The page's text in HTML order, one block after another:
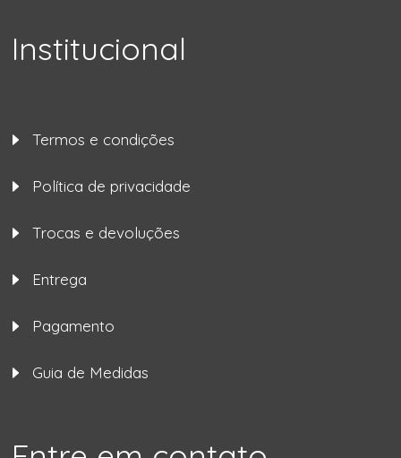
Institucional
Termos e condições
Política de privacidade
Trocas e devoluções
Entrega
Pagamento
Guia de Medidas